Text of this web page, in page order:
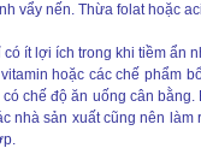
vẩy nến. Thừa folat hoặc
ít lợi ích trong khi tiềm ẩn
hoặc các chế phẩm
chế độ ăn uống cân
nhà sản xuất cũng nên